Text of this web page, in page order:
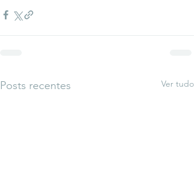
Posts recentes Ver tudo